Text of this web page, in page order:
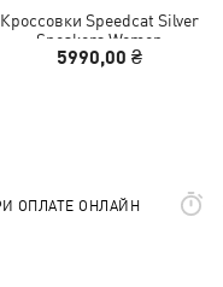
Кроссовки Speedcat Silver
Sneakers Women
5990,00 ₴
ОПЛАТЕ ОНЛАЙН